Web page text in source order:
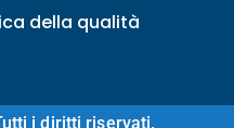
della qualità
i diritti riservati.